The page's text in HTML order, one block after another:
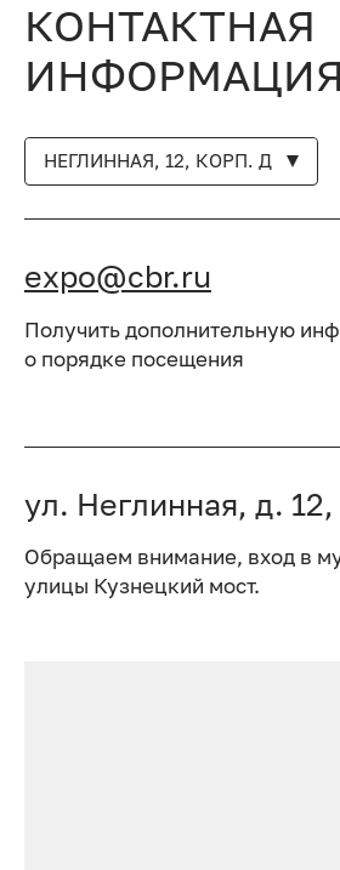
КОНТАКТНАЯ
ИНФОРМАЦИЯ
НЕГЛИННАЯ, 12, КОРП. Д
expo@cbr.ru
Получить дополнительную
о порядке посещения
ул. Неглинная, д.
Обращаем внимание, вход в
улицы Кузнецкий мост.